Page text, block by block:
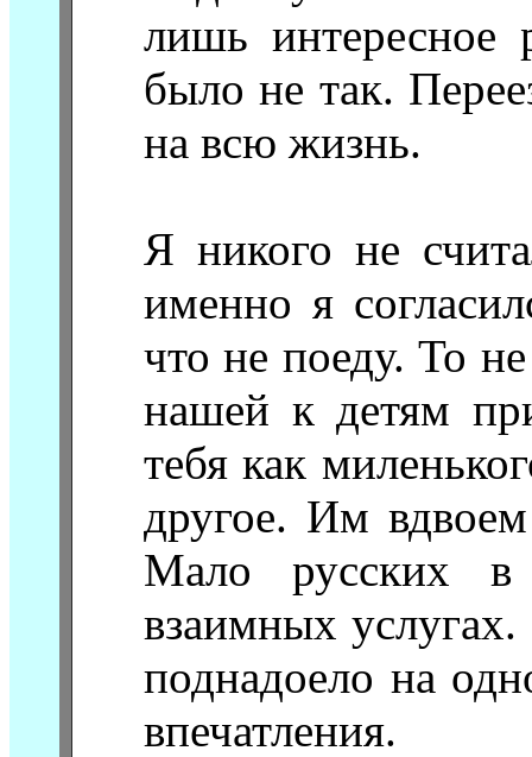
лишь интересное
было не так.
на всю жизнь.
Я никого не
именно я
что не поеду. То
нашей к детям
тебя как
другое. Им
Мало русских в
взаимных услугах.
поднадоело на
впечатления.